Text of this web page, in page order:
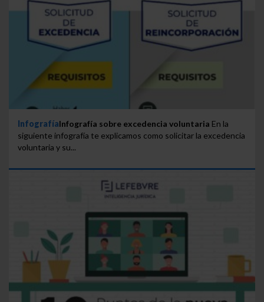
InfografíaInfografía sobre excedencia voluntaria En la
siguiente infografía te explicamos como solicitar la excedencia
voluntaria y su...